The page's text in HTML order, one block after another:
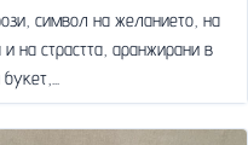
символ на желанието, на
на страстта, аранжирани в